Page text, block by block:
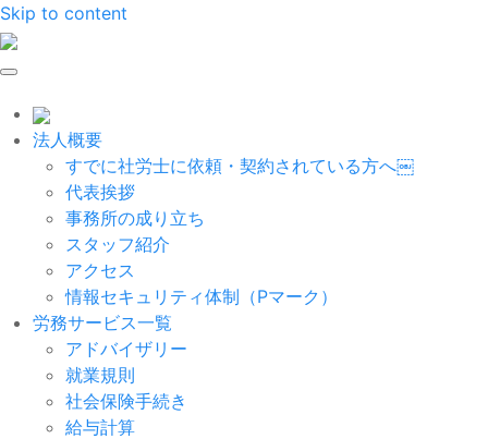
Skip to content
法人概要
すでに社労士に依頼・契約されている方へ￼
代表挨拶
事務所の成り立ち
スタッフ紹介
アクセス
情報セキュリティ体制（Pマーク）
労務サービス一覧
アドバイザリー
就業規則
社会保険手続き
給与計算